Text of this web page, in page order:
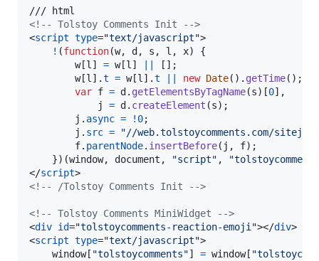
<!-- Tolstoy Comments Init -->
<script type="text/javascript">
! (function(w, d , s , l , x)
{
w[l] = w[l] [ ] ;
w[l] .t = w[l] .t new Date( ) . getTime( ) ;
var f = d . getElementsByTagName(s) [0] ,
j
= d . createElement (s) ;
j . async = ! 0;
j . src =
"//web.tolstoycomments.com/
f. parentNode. insertBefore( j , f) ;
}) (window, document , "script" ,
</script>
<!-- /Tolstoy Comments Init -->
<!-- Tolstoy Comments MiniWidget -->
<div id="tolstoycomments-reaction-emoji"></div>
<script type="text/javascript">
window[ "tolstoycomments"] = window[